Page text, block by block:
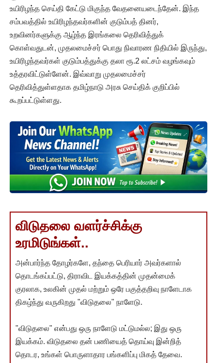
உயிரிழந்த செய்தி கேட்டு மிகுந்த வேதனையடைந்தேன். இந்த
சம்பவத்தில் உயிரிழந்தவர்களின் குடும்பத் தினர்,
உறவினர்களுக்கு ஆழ்ந்த இரங்கலை தெரிவித்துக்
கொள்வதுடன், முதலமைச்சர் பொது நிவாரண நிதியில் இருந்து,
உயிரிழந்தவர்கள் குடும்பத்துக்கு தலா ரூ.2 லட்சம் வழங்கவும்
உத்தரவிட்டுள்ளேன். இவ்வாறு முதலமைச்சர்
தெரிவித்துள்ளதாக தமிழ்நாடு அரசு செய்திக் குறிப்பில்
கூறப்பட்டுள்ளது.
விடுதலை வளர்ச்சிக்கு
உரமிடுங்கள்..
அன்பார்ந்த தோழர்களே, தந்தை பெரியார் அவர்களால்
தொடங்கப்பட்டு, திராவிட இயக்கத்தின் முதன்மைக்
குரலாக, உலகின் முதல் மற்றும் ஒரே பகுத்தறிவு நாளேடாக
திகழ்ந்து வருகிறது "விடுதலை" நாளேடு.
"விடுதலை" என்பது ஒரு நாளேடு மட்டுமல்ல; இது ஒரு
இயக்கம். விடுதலை தன் பணியைத் தொய்வு இன்றித்
தொடர, உங்கள் பொருளாதார பங்களிப்பு மிகத் தேவை.